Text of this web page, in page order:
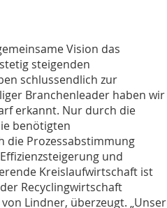
Vision das
steigenden
schlussendlich zur
Branchenleader haben wir
erkannt. Nur durch die
benötigten
die Prozessabstimmung
und
Kreislaufwirtschaft ist
Recyclingwirtschaft
Lindner, überzeugt. „Unser